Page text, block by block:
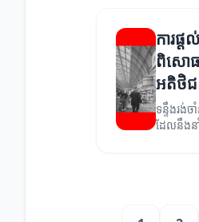
ការផ្
ពិសោធ
អតិថិ
ទន្ទឹងរង់ច
ដែលនឹងន